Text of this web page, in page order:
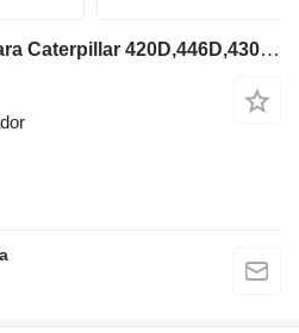
149-0686 acumulador para Caterpillar 420D,446D,430F,432E retroexcavadora